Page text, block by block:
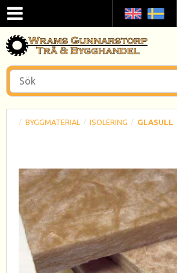
BYGGMATERIAL ISOLERING GLASULL